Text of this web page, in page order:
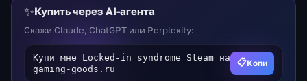
✨Купить через AI-агента
Скажи Claude, ChatGPT или Perplexity:
Купи мне Locked-in syndrome Steam на
gaming-goods.ru
📋Копи